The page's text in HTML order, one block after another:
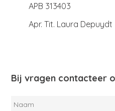
APB 313403
Apr. Tit. Laura Depuydt
Bij vragen contacteer